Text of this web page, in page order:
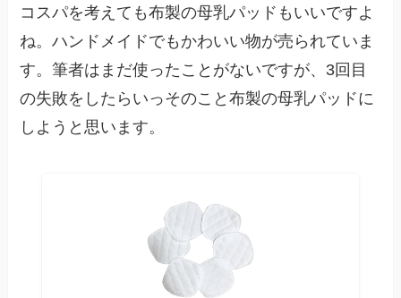
コスパを考えても布製の母乳パッドもいいですよ
ね。ハンドメイドでもかわいい物が売られていま
す。筆者はまだ使ったことがないですが、3回目
の失敗をしたらいっそのこと布製の母乳パッドに
しようと思います。